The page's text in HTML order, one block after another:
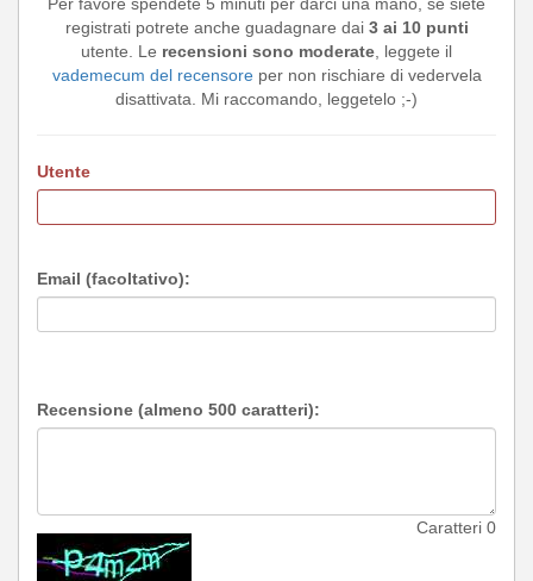
registrati potrete anche guadagnare dai 3 ai 10 punti
utente. Le recensioni sono moderate , leggete il
vademecum del recensoreper non rischiare di vedervela
disattivata. Mi raccomando, leggetelo ;-)
Utente
Email (facoltativo):
Recensione (almeno 500 caratteri):
Caratteri 0